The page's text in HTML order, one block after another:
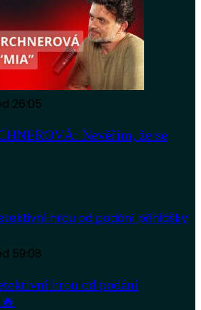
26:05
Nevěřím, že se
59:08
hrou od podání